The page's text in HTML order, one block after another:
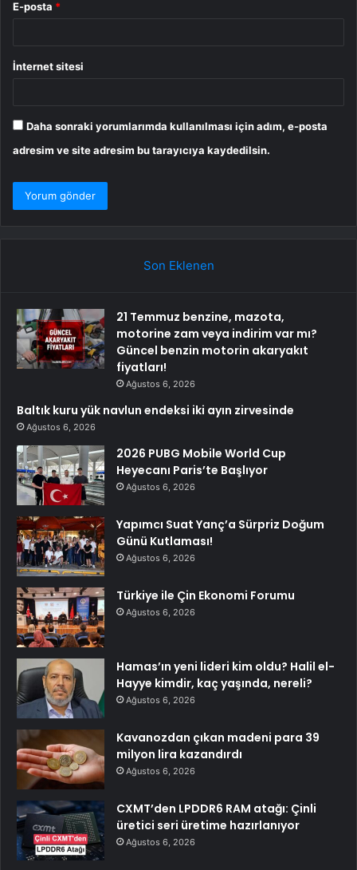
E-posta *
İnternet sitesi
Daha sonraki yorumlarımda kullanılması için adım, e-posta
adresim ve site adresim bu tarayıcıya kaydedilsin.
Son Eklenen
21 Temmuz benzine, mazota,
motorine zam veya indirim var mı?
Güncel benzin motorin akaryakıt
fiyatları!
Ağustos 6, 2026
Baltık kuru yük navlun endeksi iki ayın zirvesinde
Ağustos 6, 2026
2026 PUBG Mobile World Cup
Heyecanı Paris’te Başlıyor
Ağustos 6, 2026
Yapımcı Suat Yanç’a Sürpriz Doğum
Günü Kutlaması!
Ağustos 6, 2026
Türkiye ile Çin Ekonomi Forumu
Ağustos 6, 2026
Hamas’ın yeni lideri kim oldu? Halil el-
Hayye kimdir, kaç yaşında, nereli?
Ağustos 6, 2026
Kavanozdan çıkan madeni para 39
milyon lira kazandırdı
Ağustos 6, 2026
CXMT’den LPDDR6 RAM atağı: Çinli
üretici seri üretime hazırlanıyor
Ağustos 6, 2026